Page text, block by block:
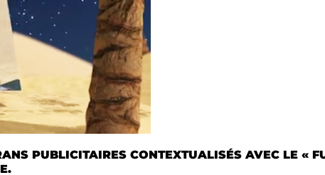
PUBLICITAIRES CONTEXTUALISÉS AVEC LE «